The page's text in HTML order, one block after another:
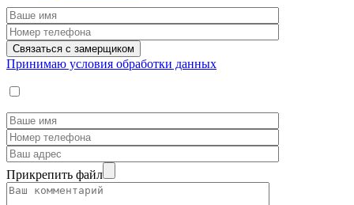
Принимаю условия обработки данных
Прикрепить файл